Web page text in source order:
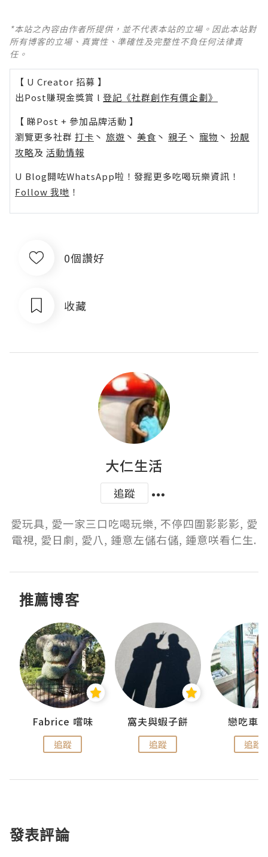
*本站之內容由作者所提供，並不代表本站的立場。因此本站對
所有博客的立場、真實性、準確性及完整性不負任何法律責
任。
【 U Creator 招募 】
出Post賺現金獎賞 l 登記《社群創作有價企劃》
【 睇Post + 參加品牌活動 】
瀏覽更多社群 打卡 丶 旅遊 丶 美食 丶 親子 丶 寵物 丶 扮靚
攻略及 活動情報
U Blog開咗WhatsApp啦！發掘更多吃喝玩樂資訊！
Follow 我哋 ！
0個讚好
收藏
大仁生活
追蹤
愛玩具, 愛一家三口吃喝玩樂, 不停四圍影影影, 愛
電視, 愛日劇, 愛八, 鍾意左儲右儲, 鍾意咲看仁生.
推薦博客
Fabrice 嚐味
追蹤
窩夫與蝦子餅
追蹤
戀吃車
追蹤
發表評論